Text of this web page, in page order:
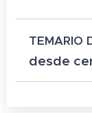
TEMARIO
desde